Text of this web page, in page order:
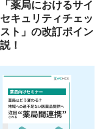
薬局におけるサイ
キュリティチェッ
ト」の改訂ポイン
！